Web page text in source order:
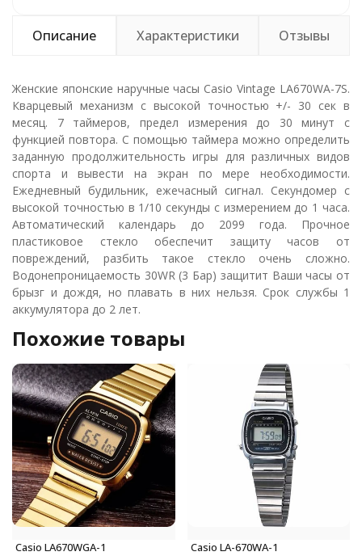
Описание Характеристики Отзывы
Женские японские наручные часы Casio Vintage LA670WA-7S.
Кварцевый механизм с высокой точностью +/- 30 сек в
месяц. 7 таймеров, предел измерения до 30 минут с
функцией повтора. С помощью таймера можно определить
заданную продолжительность игры для различных видов
спорта и вывести на экран по мере необходимости.
Ежедневный будильник, ежечасный сигнал. Секундомер с
высокой точностью в 1/10 секунды с измерением до 1 часа.
Автоматический календарь до 2099 года. Прочное
пластиковое стекло обеспечит защиту часов от
повреждений, разбить такое стекло очень сложно.
Водонепроницаемость 30WR (3 Бар) защитит Ваши часы от
брызг и дождя, но плавать в них нельзя. Срок службы 1
аккумулятора до 2 лет.
Похожие товары
Casio LA670WGA-1 Casio LA-670WA-1